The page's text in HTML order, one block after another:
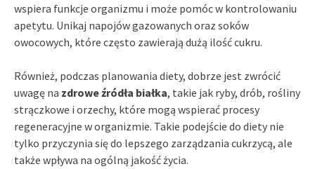
wspiera funkcje organizmu i może pomóc w kontrolowaniu
apetytu. Unikaj napojów gazowanych oraz soków
owocowych, które często zawierają dużą ilość cukru.
Również, podczas planowania diety, dobrze jest zwrócić
uwagę na zdrowe źródła białka, takie jak ryby, drób, rośliny
strączkowe i orzechy, które mogą wspierać procesy
regeneracyjne w organizmie. Takie podejście do diety nie
tylko przyczynia się do lepszego zarządzania cukrzycą, ale
także wpływa na ogólną jakość życia.